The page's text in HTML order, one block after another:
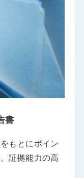
書
もとにポイン
証拠能力の高